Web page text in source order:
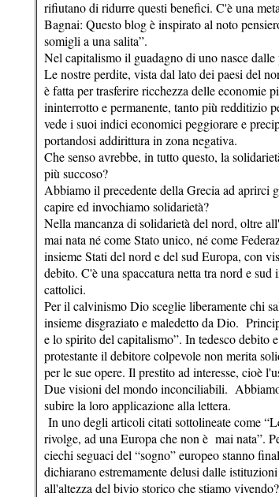
rifiutano di ridurre questi benefici. C'è una
Bagnai: Questo blog è inspirato al noto
somigli a una salita”.
Nel capitalismo il guadagno di uno nasce
Le nostre perdite, vista dal lato dei paesi del
è fatta per trasferire ricchezza delle economie
ininterrotto e permanente, tanto più redditizio
vede i suoi indici economici peggiorare e
portandosi addirittura in zona negativa.
Che senso avrebbe, in tutto questo, la
più succoso?
Abbiamo il precedente della Grecia ad
capire ed invochiamo solidarietà?
Nella mancanza di solidarietà del nord, oltre
mai nata né come Stato unico, né come
insieme Stati del nord e del sud Europa, con
debito. C'è una spaccatura netta tra nord e
cattolici.
Per il calvinismo Dio sceglie liberamente chi
insieme disgraziato e maledetto da Dio.
e lo spirito del capitalismo”. In tedesco debito
protestante il debitore colpevole non merita
per le sue opere. Il prestito ad interesse, cioè
Due visioni del mondo inconciliabili.
subire la loro applicazione alla lettera.
In uno degli articoli citati sottolineate come
rivolge, ad una Europa che non è mai nata”.
ciechi seguaci del “sogno” europeo stanno
dichiarano estremamente delusi dalle
all'altezza del bivio storico che stiamo vivendo?